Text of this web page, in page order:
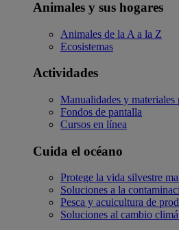
Animales y sus hogares
Animales de la A a la Z
Ecosistemas
Actividades
Manualidades y
Fondos de pantalla
Cursos en línea
Cuida el océano
Protege la vida silvestre
Soluciones a la
Pesca y acuicultura de
Soluciones al cambio